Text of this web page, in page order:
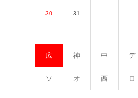
30 31
広 神 中 デ
ソ
オ 西 ロ